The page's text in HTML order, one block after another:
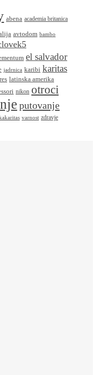
abena academia britanica
avtodom bambo
el salvador
jadrnica karibi karitas
latinska amerika
nikon otroci
putovanje
varnost zdravje